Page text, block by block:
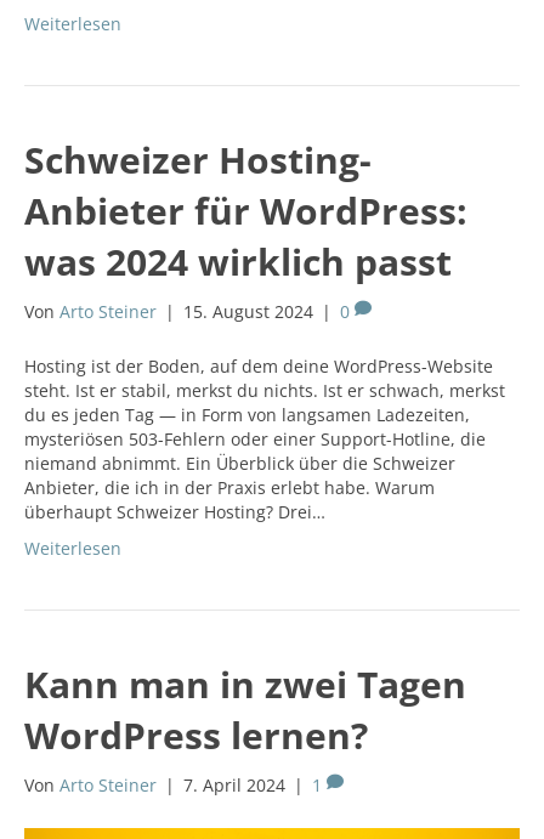
Weiterlesen
Schweizer Hosting-
Anbieter für WordPress:
was 2024 wirklich passt
Von Arto Steiner | 15. August 2024 | 0
Hosting ist der Boden, auf dem deine WordPress-Website
steht. Ist er stabil, merkst du nichts. Ist er schwach, merkst
du es jeden Tag — in Form von langsamen Ladezeiten,
mysteriösen 503-Fehlern oder einer Support-Hotline, die
niemand abnimmt. Ein Überblick über die Schweizer
Anbieter, die ich in der Praxis erlebt habe. Warum
überhaupt Schweizer Hosting? Drei…
Weiterlesen
Kann man in zwei Tagen
WordPress lernen?
Von Arto Steiner | 7. April 2024 | 1